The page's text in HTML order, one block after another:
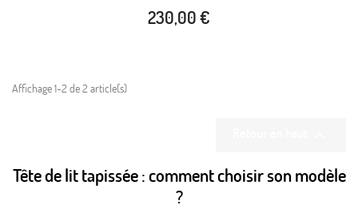
230,00 €
Affichage 1-2 de 2 article(s)
Tête de lit tapissée : comment choisir son modèle
?